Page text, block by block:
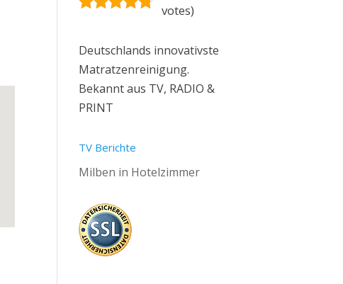
votes)
Deutschlands innovativste
Matratzenreinigung.
Bekannt aus TV, RADIO &
PRINT
TV Berichte
Milben in Hotelzimmer